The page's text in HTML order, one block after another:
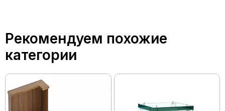
Рекомендуем похожие
категории